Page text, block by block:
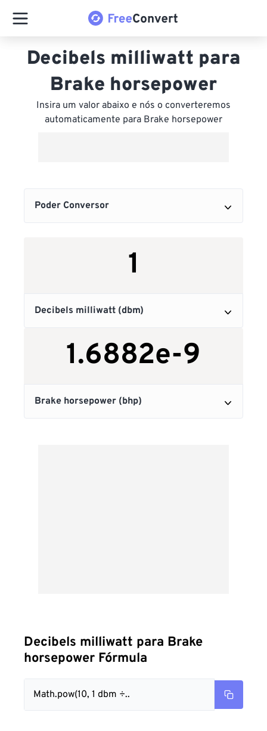
Decibels milliwatt para
Brake horsepower
Insira um valor abaixo e nós o converteremos
automaticamente para Brake horsepower
Decibels milliwatt para Brake
horsepower Fórmula
Math.pow(10, 1 dbm ÷..